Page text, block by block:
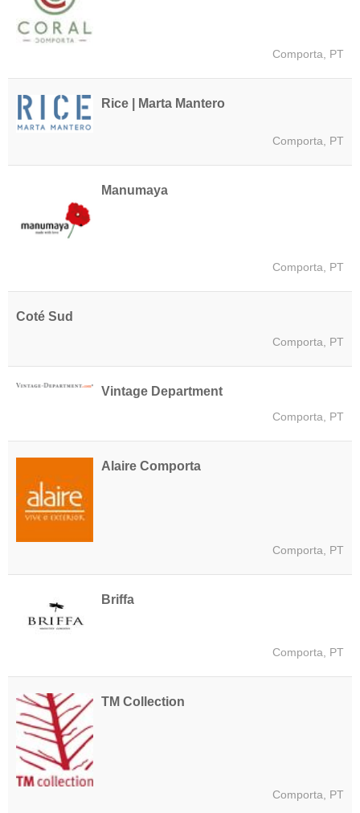
Comporta, PT
Rice | Marta Mantero
Comporta, PT
Manumaya
Comporta, PT
Coté Sud
Comporta, PT
Vintage Department
Comporta, PT
Alaire Comporta
Comporta, PT
Briffa
Comporta, PT
TM Collection
Comporta, PT